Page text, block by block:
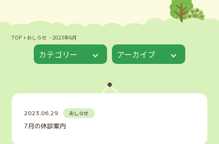
TOP おしらせ 2023年6月
カテゴリー アーカイブ
2023.06.29 おしらせ
7月の休診案内